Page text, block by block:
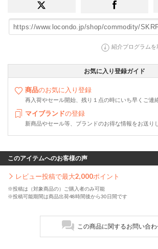
紹介プログラム
お気に入り登録ガイド
商品のお気に入り登録
再入荷やセール開始、残り１点の時にいち早くご連
マイブランドの登録
新商品やセール等、ブランドのお得な情報をお送り
このアイテムへのお客様の声
レビュー投稿で最大2,000ポイント
※投稿は（対象商品の）ご購入者のみ可能
※投稿可能期間は商品出荷48時間後から30日間です
この商品に関するお問い合